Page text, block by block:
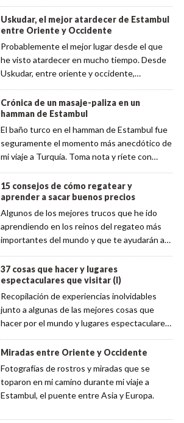
Uskudar, el mejor atardecer de Estambul
entre Oriente y Occidente
Probablemente el mejor lugar desde el que
he visto atardecer en mucho tiempo. Desde
Uskudar, entre oriente y occidente,
Crónica de un masaje-paliza en un
hamman de Estambul
El baño turco en el hamman de Estambul fue
seguramente el momento más anecdótico de
mi viaje a Turquía. Toma nota y ríete con
15 consejos de cómo regatear y
aprender a sacar buenos precios
Algunos de los mejores trucos que he ido
aprendiendo en los reinos del regateo más
importantes del mundo y que te ayudarán a
37 cosas que hacer y lugares
espectaculares que visitar (I)
Recopilación de experiencias inolvidables
junto a algunas de las mejores cosas que
hacer por el mundo y lugares espectaculares
Miradas entre Oriente y Occidente
Fotografías de rostros y miradas que se
toparon en mi camino durante mi viaje a
Estambul, el puente entre Asia y Europa.